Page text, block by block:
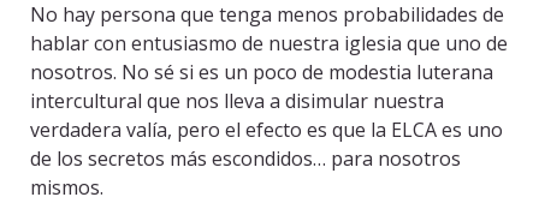
No hay persona que tenga menos probabilidades de
hablar con entusiasmo de nuestra iglesia que uno de
nosotros. No sé si es un poco de modestia luterana
intercultural que nos lleva a disimular nuestra
verdadera valía, pero el efecto es que la ELCA es uno
de los secretos más escondidos… para nosotros
mismos.